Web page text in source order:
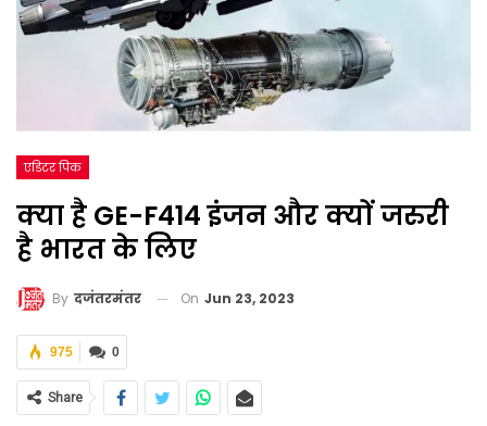
एडिटर पिक
क्या है GE-F414 इंजन और क्यों जरुरी
है भारत के लिए
By दजंतरमंतर On Jun 23, 2023
0
975
Share